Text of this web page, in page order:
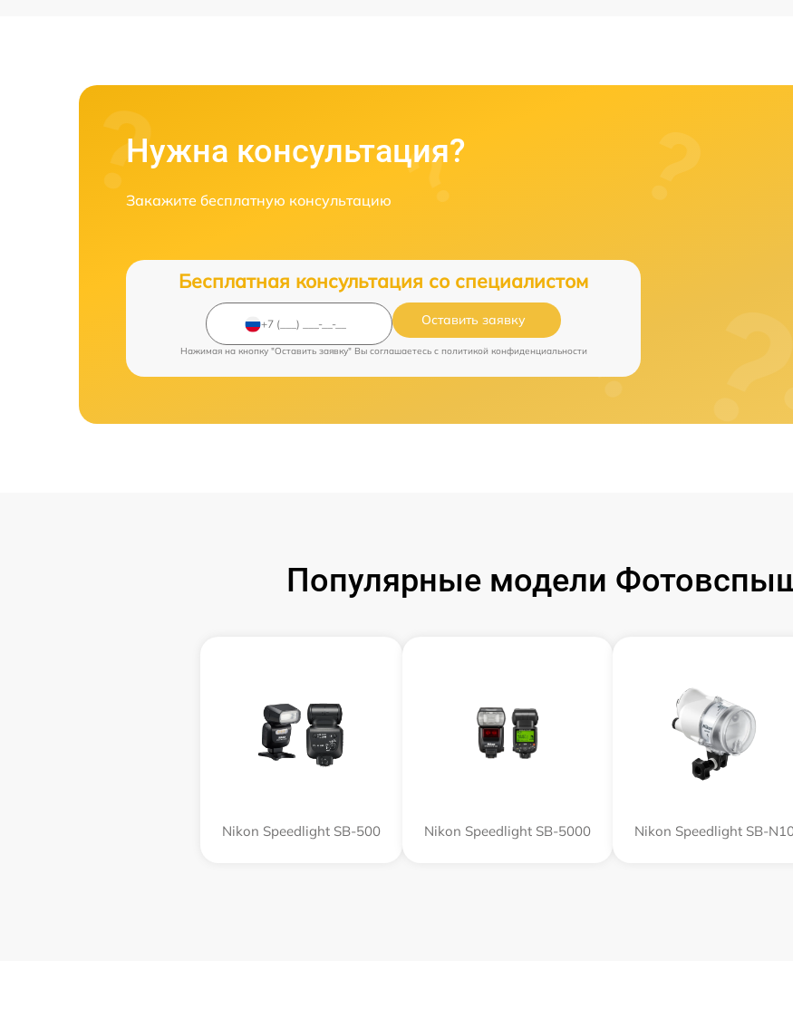
Нужна консультация?
Закажите бесплатную консультацию
Бесплатная консультация со специалистом
Оставить заявку
Нажимая на кнопку "Оставить заявку" Вы соглашаетесь c политикой конфиденциальности
Популярные модели
Nikon Speedlight SB-500 Nikon Speedlight SB-5000 Nikon Speedlight SB-